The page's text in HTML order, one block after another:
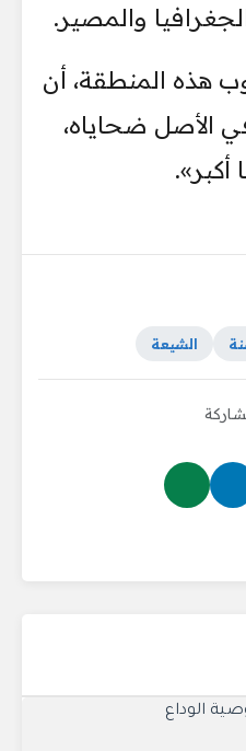
والمصير.
هذه المنطقة، أن
الأصل ضحاياه،
أكبر».
الشيعة